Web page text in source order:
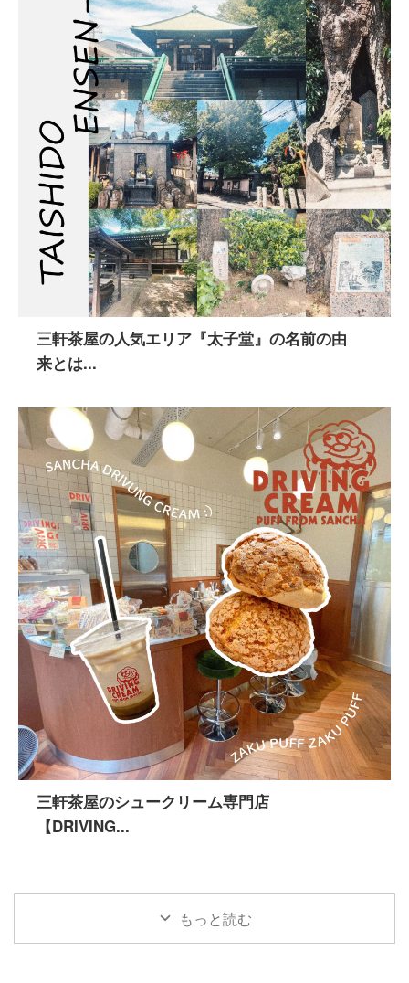
三軒茶屋の人気エリア『太子堂』の名前の由
来とは...
三軒茶屋のシュークリーム専門店
【DRIVING...
もっと読む